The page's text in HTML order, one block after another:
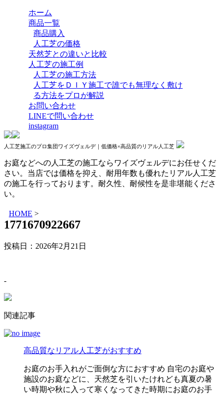
ホーム
商品一覧
商品購入
人工芝の価格
天然芝との違いと比較
人工芝の施工例
人工芝の施工方法
人工芝をＤＩＹ施工で誰でも無理なく敷け
る方法をプロが解説
お問い合わせ
LINEで問い合わせ
instagram
人工芝施工のプロ集団ワイズヴェルデ｜低価格×高品質のリアル人工芝
お庭などへの人工芝の施工ならワイズヴェルデにお任せくだ
さい。当店では価格を抑え、耐用年数も優れたリアル人工芝
の施工を行っております。耐久性、耐候性を是非堪能くださ
い。
HOME >
1771670922667
投稿日： 2026年2月21日
-
関連記事
高品質なリアル人工芝がおすすめ
お庭のお手入れがご面倒な方におすすめ 自宅のお庭や
施設のお庭などに、天然芝を引いたけれども真夏の暑
い時期や秋に入って寒くなってきた時期にお庭のお手